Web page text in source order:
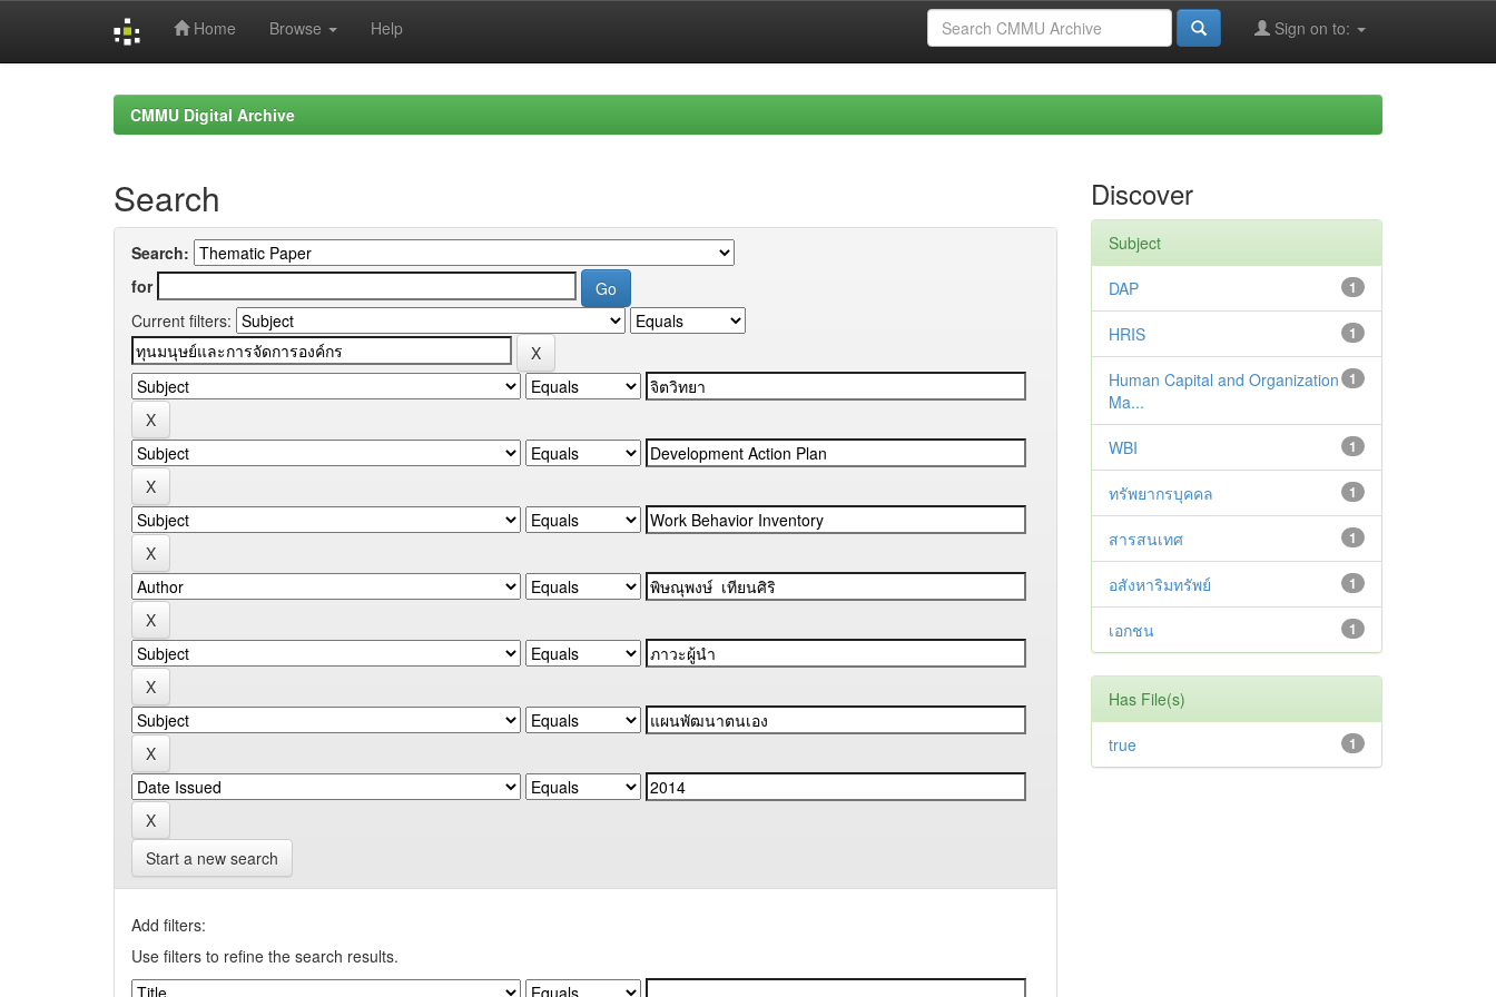
Home Browse Help Sign on to:
CMMU Digital Archive
Search
Search:
for
Current filters:
Start a new search
Add filters:
Use filters to refine the search results.
Discover
Subject
1
DAP
1
HRIS
1
Human Capital and Organization
Ma...
1
WBI
1
ทรัพยากรบุคคล
1
สารสนเทศ
1
อสังหาริมทรัพย์
1
เอกชน
Has File(s)
1
true